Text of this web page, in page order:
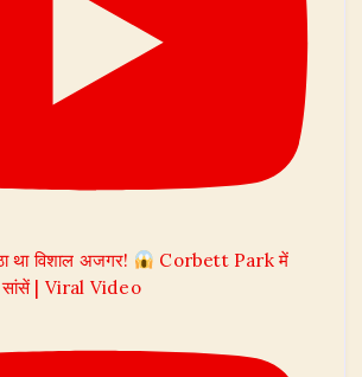
था विशाल अजगर!
Corbett Park में
सांसें | Viral Video